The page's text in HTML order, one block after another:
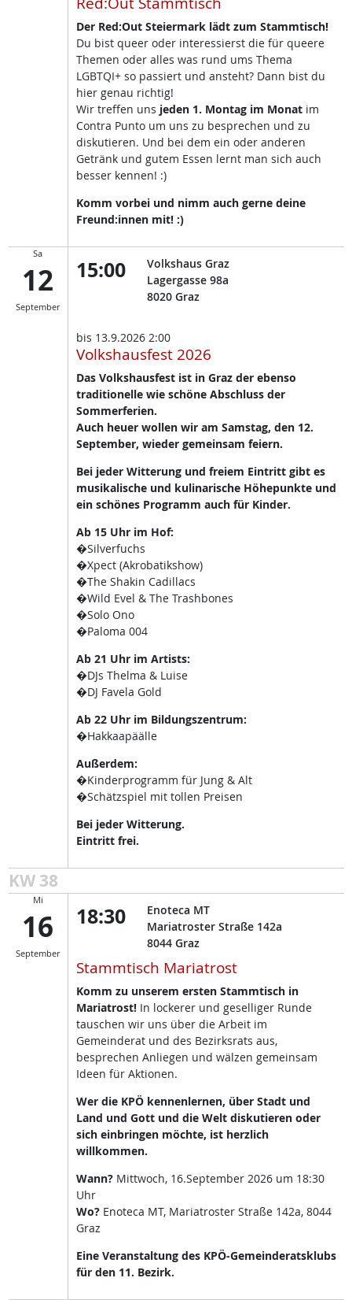
Der Red:Out Steiermark lädt zum Stammtisch!
Du bist queer oder interessierst die für queere
Themen oder alles was rund ums Thema
LGBTQI+ so passiert und ansteht? Dann bist du
hier genau richtig!
Wir treffen uns jeden 1. Montag im Monat im
Contra Punto um uns zu besprechen und zu
diskutieren. Und bei dem ein oder anderen
Getränk und gutem Essen lernt man sich auch
besser kennen! :)
Komm vorbei und nimm auch gerne deine
Freund:innen mit! :)
Sa
12
September
15:00
Volkshaus Graz
Lagergasse 98a
8020 Graz
bis 13.9.2026 2:00
Volkshausfest 2026
Das Volkshausfest ist in Graz der ebenso
traditionelle wie schöne Abschluss der
Sommerferien.
Auch heuer wollen wir am Samstag, den 12.
September, wieder gemeinsam feiern.
Bei jeder Witterung und freiem Eintritt gibt es
musikalische und kulinarische Höhepunkte und
ein schönes Programm auch für Kinder.
Ab 15 Uhr im Hof:
�Silverfuchs
�Xpect (Akrobatikshow)
�The Shakin Cadillacs
�Wild Evel & The Trashbones
�Solo Ono
�Paloma 004
Ab 21 Uhr im Artists:
�DJs Thelma & Luise
�DJ Favela Gold
Ab 22 Uhr im Bildungszentrum:
�Hakkaapäälle
Außerdem:
�Kinderprogramm für Jung & Alt
�Schätzspiel mit tollen Preisen
Bei jeder Witterung.
Eintritt frei.
KW 38
Mi
16
September
18:30
Enoteca MT
Mariatroster Straße 142a
8044 Graz
Stammtisch Mariatrost
Komm zu unserem ersten Stammtisch in
Mariatrost!In lockerer und geselliger Runde
tauschen wir uns über die Arbeit im
Gemeinderat und des Bezirksrats aus,
besprechen Anliegen und wälzen gemeinsam
Ideen für Aktionen.
Wer die KPÖ kennenlernen, über Stadt und
Land und Gott und die Welt diskutieren oder
sich einbringen möchte, ist herzlich
willkommen.
Wann?Mittwoch, 16.September 2026 um 18:30
Uhr
Wo?Enoteca MT, Mariatroster Straße 142a, 8044
Graz
Eine Veranstaltung des KPÖ-Gemeinderatsklubs
für den 11. Bezirk.